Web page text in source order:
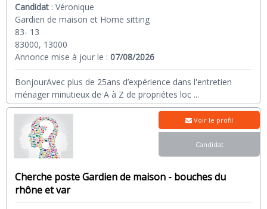
Candidat :Véronique
Gardien de maison et Home sitting
83- 13
83000, 13000
Annonce mise à jour le :07/08/2026
BonjourAvec plus de 25ans d’expérience dans l'entretien
ménager minutieux de A à Z de propriétes loc ...
Cherche poste Gardien de maison - bouches du
rhône et var
Voir le profil
Candidat